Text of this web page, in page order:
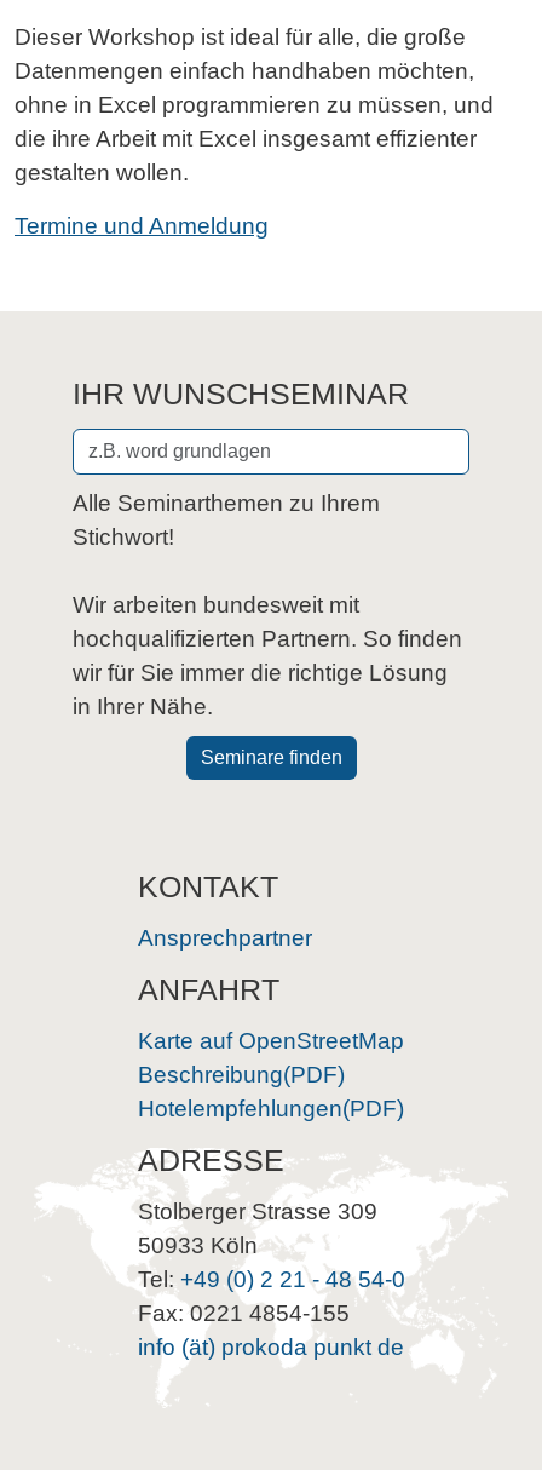
Dieser Workshop ist ideal für alle, die große
Datenmengen einfach handhaben möchten,
ohne in Excel programmieren zu müssen, und
die ihre Arbeit mit Excel insgesamt effizienter
gestalten wollen.
Termine und Anmeldung
IHR WUNSCHSEMINAR
Alle Seminarthemen zu Ihrem
Stichwort!
Wir arbeiten bundesweit mit
hochqualifizierten Partnern. So finden
wir für Sie immer die richtige Lösung
in Ihrer Nähe.
Seminare finden
KONTAKT
Ansprechpartner
ANFAHRT
Karte auf OpenStreetMap
Beschreibung(PDF)
Hotelempfehlungen(PDF)
ADRESSE
Stolberger Strasse 309
50933 Köln
Tel: +49 (0) 2 21 - 48 54-0
Fax: 0221 4854-155
info (ät) prokoda punkt de